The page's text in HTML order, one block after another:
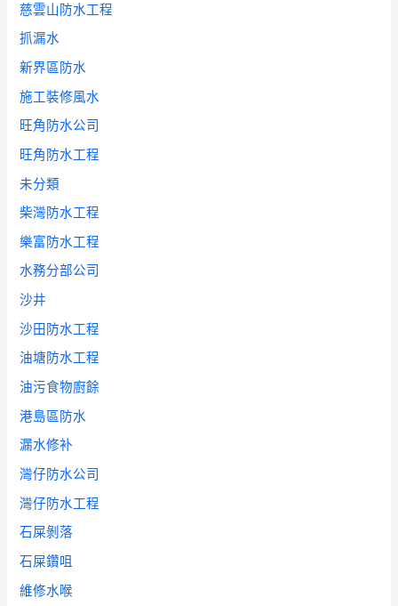
慈雲山防水工程
抓漏水
新界區防水
施工裝修風水
旺角防水公司
旺角防水工程
未分類
柴灣防水工程
樂富防水工程
水務分部公司
沙井
沙田防水工程
油塘防水工程
油污食物廚餘
港島區防水
漏水修补
灣仔防水公司
灣仔防水工程
石屎剝落
石屎鑽咀
維修水喉